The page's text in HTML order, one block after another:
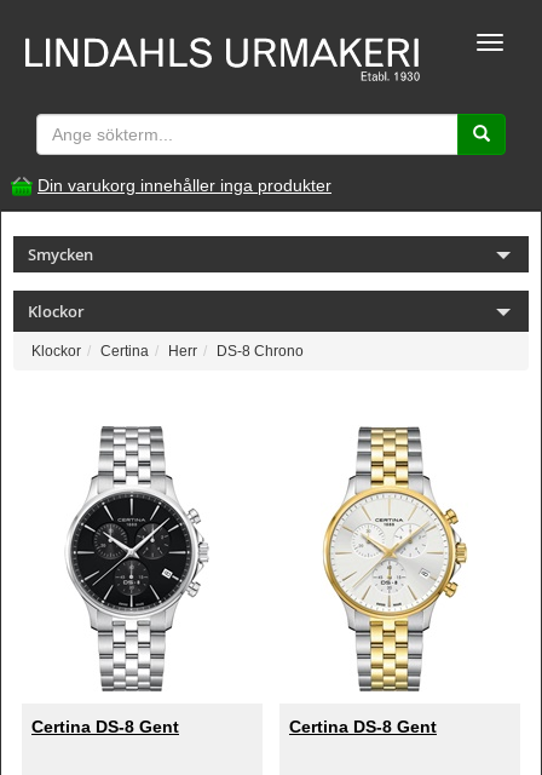
Toggle
Din varukorg innehåller inga produkter
Smycken
Klockor
Klockor Certina Herr DS-8 Chrono
Certina DS-8 Gent Certina DS-8 Gent